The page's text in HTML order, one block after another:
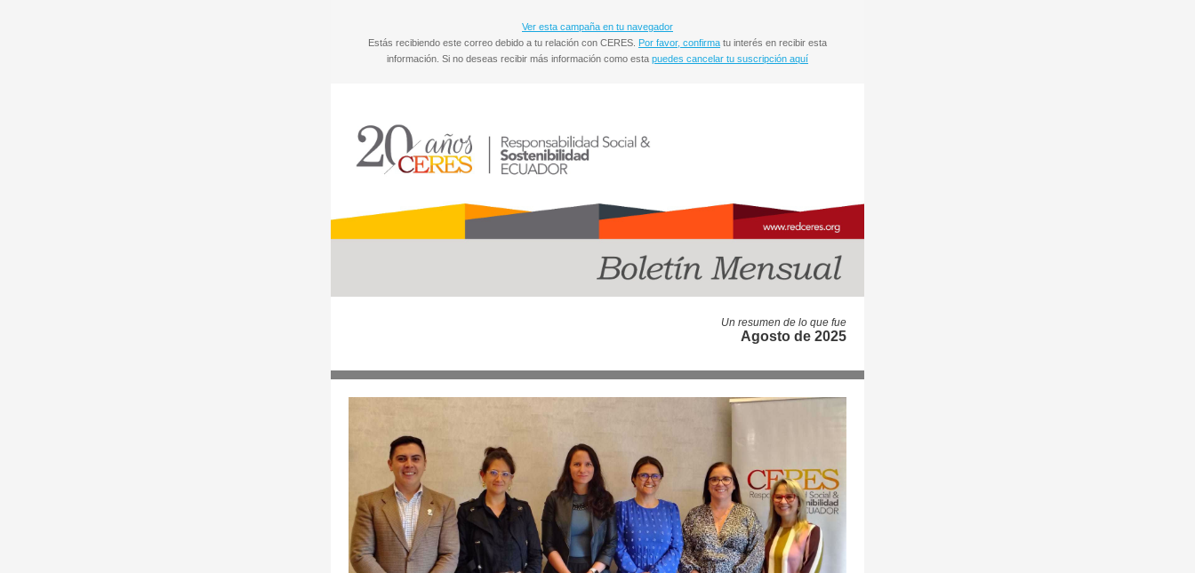
Ver esta campaña en tu navegador
Estás recibiendo este correo debido a tu relación con CERES. Por favor, confirma tu interés en recibir esta
información. Si no deseas recibir más información como esta puedes cancelar tu suscripción aquí
Un resumen de lo que fue
Agosto de 2025